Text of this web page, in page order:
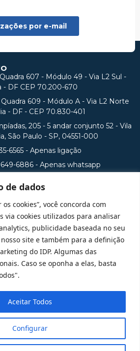
de dados
cookies”, você concorda com
via cookies utilizados para analisar
publicidade baseada no seu
site e também para a definição
do IDP. Algumas das
Caso se oponha a elas, basta
Configurar
Aceitar Todos
607 - Módulo 49 - Via L2 Sul -
- DF CEP 70.200-670
Quadra 609 - Módulo A - Via L2 Norte
- DF - CEP 70.830-401
205 - 5 andar conjunto 52 - Vila
São Paulo - SP, 04551-000
6565 - Apenas ligação
6886 - Apenas whatsapp
aqui o cadastro da Instituição no Sistema e-
MEC